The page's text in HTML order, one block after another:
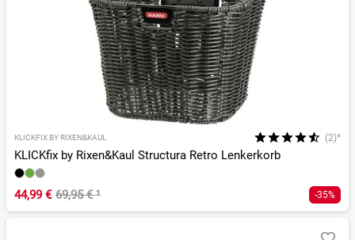
KLICKFIX BY RIXEN&KAUL (2)*
KLICKfix by Rixen&Kaul Structura Retro Lenkerkorb
44,99 € 69,95 €¹ -35%